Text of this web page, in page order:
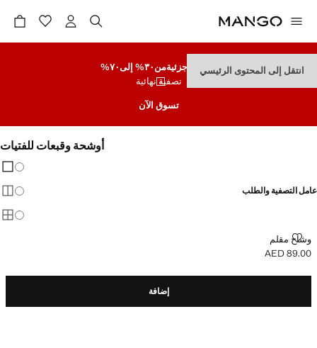
انتقل إلى المحتوى الرئيسيتنزيلات جزئيةمن٣٠% إلى٧٠%
تصفية نهائية
تسوق الآن
أوشحة وقبعات للفتيات
عامل التصفية والطلب
وشاح مقلم
وشاح مقلم
السعر الحالي [AED 89.00 ]
AED 89.00
إضافة